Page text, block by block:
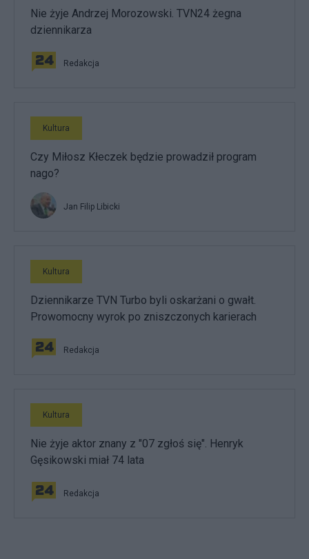
Nie żyje Andrzej Morozowski. TVN24 żegna
dziennikarza
Redakcja
Kultura
Czy Miłosz Kłeczek będzie prowadził program
nago?
Jan Filip Libicki
Kultura
Dziennikarze TVN Turbo byli oskarżani o gwałt.
Prowomocny wyrok po zniszczonych karierach
Redakcja
Kultura
Nie żyje aktor znany z "07 zgłoś się". Henryk
Gęsikowski miał 74 lata
Redakcja